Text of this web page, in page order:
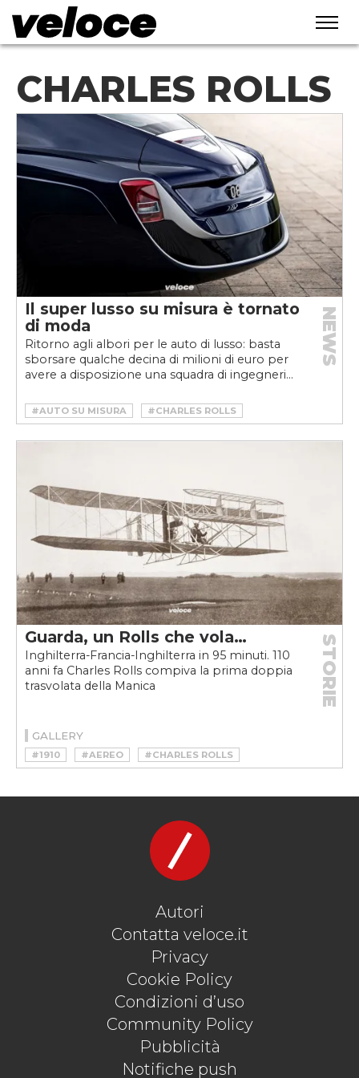
CHARLES ROLLS
Il super lusso su misura è tornato
di moda
Ritorno agli albori per le auto di lusso: basta
sborsare qualche decina di milioni di euro per
avere a disposizione una squadra di ingegneri...
NEWS
#AUTO SU MISURA
#CHARLES ROLLS
#COACHBUILDING
#ROLLS-ROYCE BOAT TAIL
Guarda, un Rolls che vola…
Inghilterra-Francia-Inghilterra in 95 minuti. 110
anni fa Charles Rolls compiva la prima doppia
trasvolata della Manica
STORIE
GALLERY
#1910 #AEREO
#CHARLES ROLLS
#FRATELLI WRIGHT
#ROLLS ROYCE
Autori
Contatta veloce.it
Privacy
Cookie Policy
Condizioni d’uso
Community Policy
Pubblicità
Notifiche push